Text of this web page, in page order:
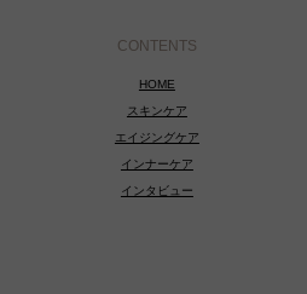
CONTENTS
HOME
スキンケア
エイジングケア
インナーケア
インタビュー